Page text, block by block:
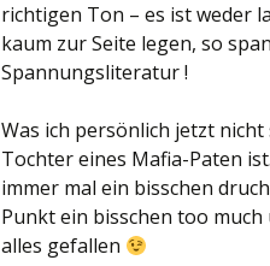
richtigen Ton – es ist weder
kaum zur Seite legen, so
Spannungsliteratur !
Was ich persönlich jetzt
Tochter eines Mafia-Paten
immer mal ein bisschen
Punkt ein bisschen too
alles gefallen